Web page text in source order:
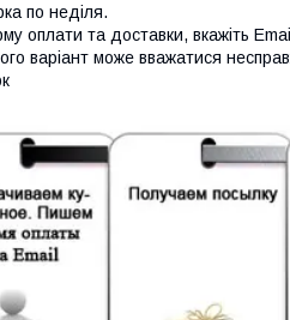
по неділя.
оплати та доставки, вкажіть
варіант може вважатися